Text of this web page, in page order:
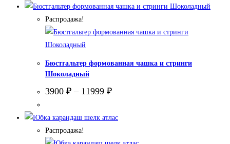
11900 ₽.
Распродажа!
Бюстгальтер формованная чашка и стринги
Шоколадный
3900 ₽ – 11999 ₽
Распродажа!